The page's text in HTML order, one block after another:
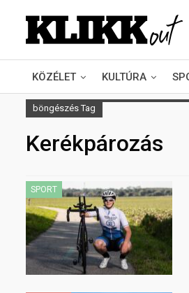
KÖZÉLET KULTÚRA
böngészés Tag
Kerékpározás
SPORT